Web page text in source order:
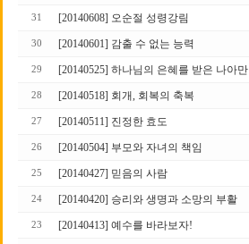
31 [20140608] 오순절 성령강림
30 [20140601] 감출 수 없는 능력
29 [20140525] 하나님의 은혜를 받은 나아만
28 [20140518] 회개, 회복의 축복
27 [20140511] 진정한 효도
26 [20140504] 부모와 자녀의 책임
25 [20140427] 믿음의 사람
24 [20140420] 승리와 생명과 소망의 부활
23 [20140413] 예수를 바라보자!